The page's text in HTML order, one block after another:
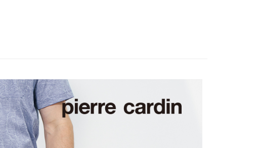
11取貨付款
每筆NT$60，滿NT$1,200(含以上)免運費
付款後7-11取貨
筆NT$60，滿NT$1,200(含以上)免運費
配(本島)